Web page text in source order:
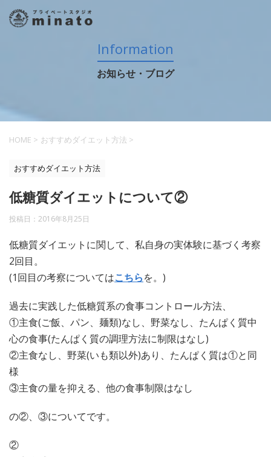
Information
お知らせ・ブログ
HOME > おすすめダイエット方法 >
おすすめダイエット方法
低糖質ダイエットについて②
投稿日： 2016年8月25日
低糖質ダイエットに関して、私自身の実体験に基づく考察
2回目。
(1回目の考察についてはこちらを。)
過去に実践した低糖質系の食事コントロール方法、
①主食(ご飯、パン、麺類)なし、野菜なし、たんぱく質中
心の食事(たんぱく質の調理方法に制限はなし)
②主食なし、野菜(いも類以外)あり、たんぱく質は①と同
様
③主食の量を抑える、他の食事制限はなし
の②、③についてです。
②